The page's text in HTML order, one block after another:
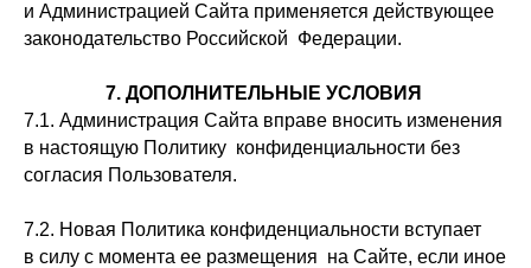
и Администрацией Сайта применяется действующее
законодательство Российской Федерации.
7. ДОПОЛНИТЕЛЬНЫЕ УСЛОВИЯ
7.1. Администрация Сайта вправе вносить изменения
в настоящую Политику конфиденциальности без
согласия Пользователя.
7.2. Новая Политика конфиденциальности вступает
в силу с момента ее размещения на Сайте, если иное